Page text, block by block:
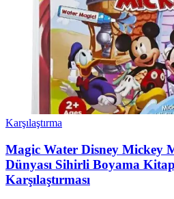
Karşılaştırma
Magic Water Disney Mickey
Dünyası Sihirli Boyama
Karşılaştırması